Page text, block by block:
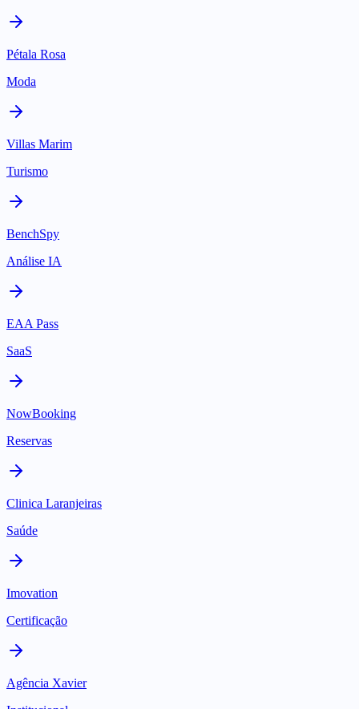
Pétala Rosa
Moda
Villas Marim
Turismo
BenchSpy
Análise IA
EAA Pass
SaaS
NowBooking
Reservas
Clinica Laranjeiras
Saúde
Imovation
Certificação
Agência Xavier